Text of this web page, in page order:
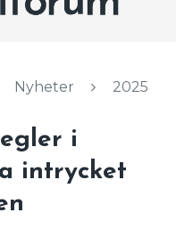
Nyheter 2025
i
intrycket